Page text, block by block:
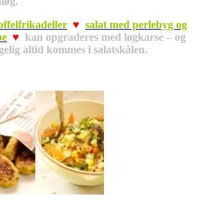
♥ salat med perlebyg og
♥ kan opgraderes med løgkarse – og
altid kommes i salatskålen.